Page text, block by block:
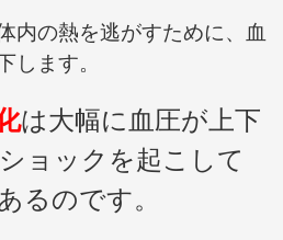
内の熱を逃がすために、血
します。
は大幅に血圧が上下
ョックを起こして
るのです。